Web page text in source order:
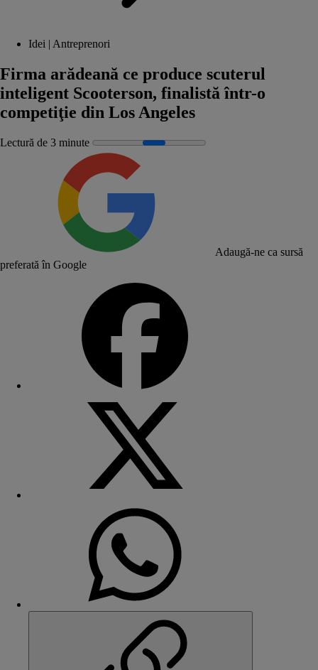
Idei | Antreprenori
Firma arădeană ce produce scuterul
inteligent Scooterson, finalistă într-o
competiţie din Los Angeles
Lectură de 3 minute
Adaugă-ne ca sursă
preferată în Google